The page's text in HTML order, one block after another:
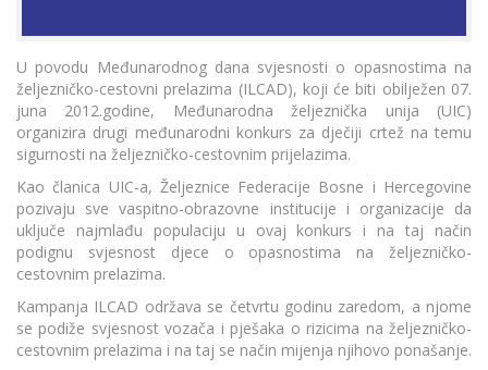
U povodu Međunarodnog dana svjesnosti o opasnostima na
željezničko-cestovni prelazima (ILCAD), koji će biti obilježen 07.
juna 2012.godine, Međunarodna željeznička unija (UIC)
organizira drugi međunarodni konkurs za dječiji crtež na temu
sigurnosti na željezničko-cestovnim prijelazima.
Kao članica UIC-a, Željeznice Federacije Bosne i Hercegovine
pozivaju sve vaspitno-obrazovne institucije i organizacije da
uključe najmlađu populaciju u ovaj konkurs i na taj način
podignu svjesnost djece o opasnostima na željezničko-
cestovnim prelazima.
Kampanja ILCAD održava se četvrtu godinu zaredom, a njome
se podiže svjesnost vozača i pješaka o rizicima na željezničko-
cestovnim prelazima i na taj se način mijenja njihovo ponašanje.